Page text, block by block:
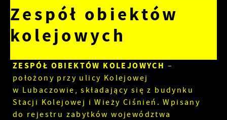
Zespół obiektów
kolejowych
ZESPÓŁ OBIEKTÓW KOLEJOWYCH –
położony przy ulicy Kolejowej
w Lubaczowie, składający się z budynku
Stacji Kolejowej i Wieży Ciśnień. Wpisany
do rejestru zabytków województwa